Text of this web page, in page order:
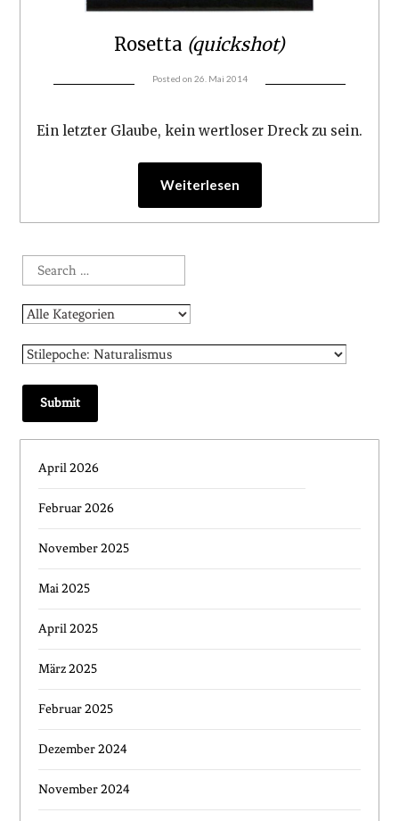
Rosetta (quickshot)
Posted on 26. Mai 2014
Ein letzter Glaube, kein wertloser Dreck zu sein.
Weiterlesen
April 2026
Februar 2026
November 2025
Mai 2025
April 2025
März 2025
Februar 2025
Dezember 2024
November 2024